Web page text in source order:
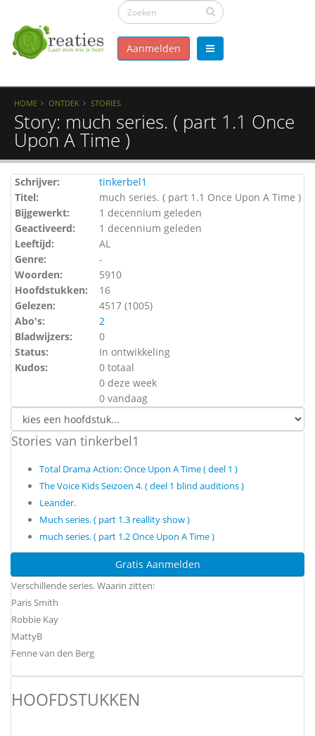
Aanmelden
HOME ONTDEK STORIES
Story: much series. ( part 1.1 Once
Upon A Time )
Schrijver:
tinkerbel1
Titel:
much series. ( part 1.1 Once Upon A Time )
Bijgewerkt:
1 decennium geleden
Geactiveerd:
1 decennium geleden
Leeftijd:
AL
Genre:
-
Woorden:
5910
Hoofdstukken:
16
Gelezen:
4517 (1005)
Abo's:
2
Bladwijzers:
0
Status:
In ontwikkeling
Kudos:
0 totaal
0 deze week
0 vandaag
Stories van tinkerbel1
Total Drama Action: Once Upon A Time ( deel 1 )
The Voice Kids Seizoen 4. ( deel 1 blind auditions )
Leander.
Much series. ( part 1.3 reallity show )
much series. ( part 1.2 Once Upon A Time )
Gratis Aanmelden
Verschillende series. Waarin zitten:
Paris Smith
Robbie Kay
MattyB
Fenne van den Berg
HOOFDSTUKKEN